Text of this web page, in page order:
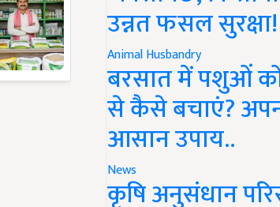
उन्नत फसल सुरक्षा!
Animal Husbandry
बरसात में पशुओं को
से कैसे बचाएं?
आसान उपाय..
News
कृषि अनुसंधान